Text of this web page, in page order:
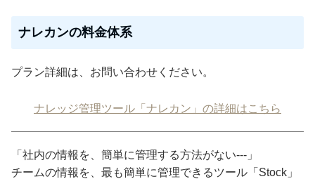
ナレカンの料金体系
プラン詳細は、お問い合わせください。
ナレッジ管理ツール「ナレカン」の詳細はこちら
「社内の情報を、簡単に管理する方法がない---」
チームの情報を、最も簡単に管理できるツール「Stock」